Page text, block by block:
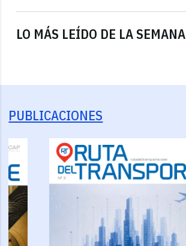
LO MÁS LEÍDO DE LA SEMANA
PUBLICACIONES